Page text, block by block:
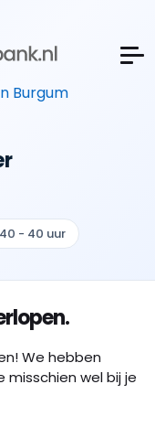
Burgum
40 - 40 uur
We hebben
wel bij je